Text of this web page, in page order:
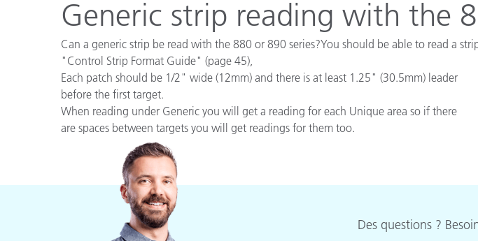
Automobile
Plastiques
Textile
Brand Experience Center
Generic strip reading with the
Can a generic strip be read with the 880 or 890 series?You should be able to read a
"Control Strip Format Guide" (page 45),
Each patch should be 1/2" wide (12mm) and there is at least 1.25" (30.5mm) leader
before the first target.
When reading under Generic you will get a reading for each Unique area so if there
are spaces between targets you will get readings for them too.
Des questions ?